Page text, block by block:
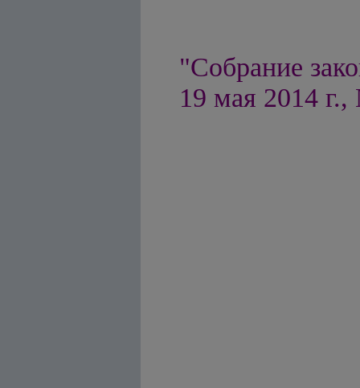
"Собрание
19 мая 2014 г.,